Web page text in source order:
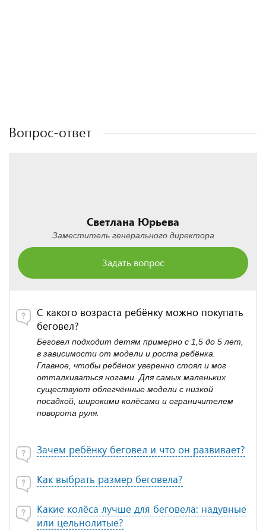
Вопрос-ответ
Светлана Юрьева
Заместитель генерального директора
Задать вопрос
С какого возраста ребёнку можно покупать
беговел?
Беговел подходит детям примерно с 1,5 до 5 лет,
в зависимости от модели и роста ребёнка.
Главное, чтобы ребёнок уверенно стоял и мог
отталкиваться ногами. Для самых маленьких
существуют облегчённые модели с низкой
посадкой, широкими колёсами и ограничителем
поворота руля.
Зачем ребёнку беговел и что он развивает?
Как выбрать размер беговела?
Какие колёса лучше для беговела: надувные
или цельнолитые?